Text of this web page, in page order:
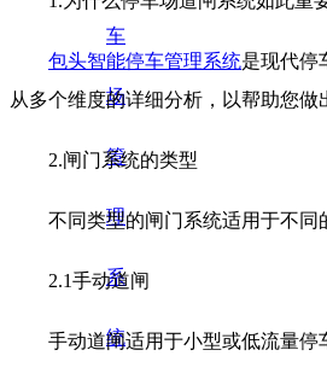
车
场
管
理
系
统
包头智能停车管理系统是现代停
从多个维度的详细分析，以帮助您做
2.闸门系统的类型
不同类型的闸门系统适用于不同
2.1手动道闸
手动道闸适用于小型或低流量停车